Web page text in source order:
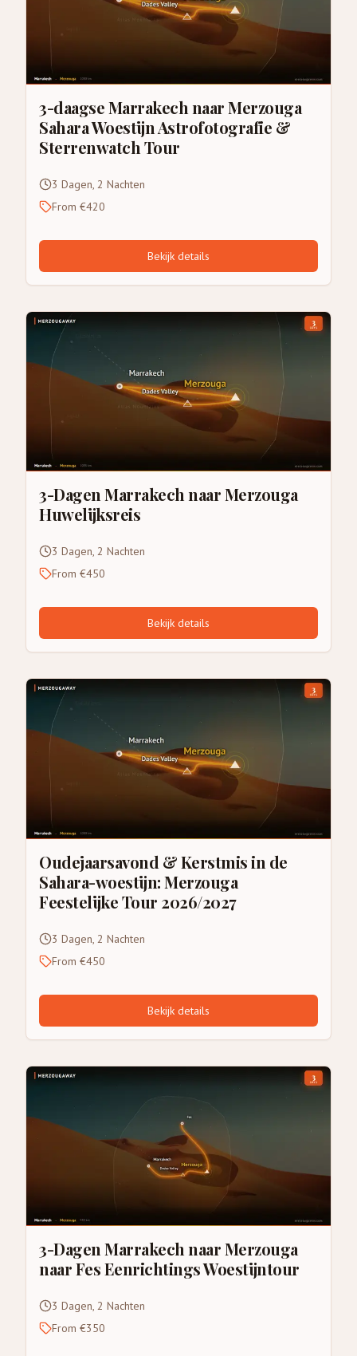
3-daagse Marrakech naar Merzouga
Sahara Woestijn Astrofotografie &
Sterrenwatch Tour
3 Dagen, 2 Nachten
From €420
Bekijk details
3-Dagen Marrakech naar Merzouga
Huwelijksreis
3 Dagen, 2 Nachten
From €450
Bekijk details
Oudejaarsavond & Kerstmis in de
Sahara-woestijn: Merzouga
Feestelijke Tour 2026/2027
3 Dagen, 2 Nachten
From €450
Bekijk details
3-Dagen Marrakech naar Merzouga
naar Fes Eenrichtings Woestijntour
3 Dagen, 2 Nachten
From €350